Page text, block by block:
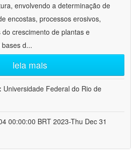
envolvendo a determinação de
encostas, processos erosivos,
crescimento de plantas e
d...
leia mais
Universidade Federal do Rio de
00:00:00 BRT 2023-Thu Dec 31